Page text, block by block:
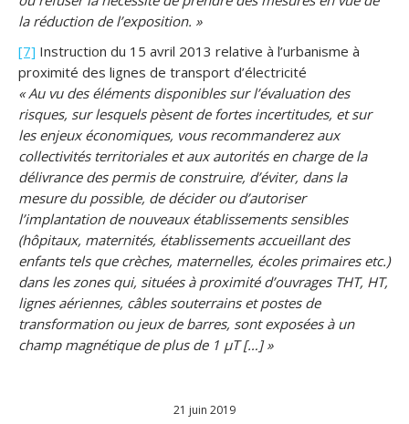
la réduction de l’exposition. »
[7] Instruction du 15 avril 2013 relative à l’urbanisme à
proximité des lignes de transport d’électricité
« Au vu des éléments disponibles sur l’évaluation des
risques, sur lesquels pèsent de fortes incertitudes, et sur
les enjeux économiques, vous recommanderez aux
collectivités territoriales et aux autorités en charge de la
délivrance des permis de construire, d’éviter, dans la
mesure du possible, de décider ou d’autoriser
l’implantation de nouveaux établissements sensibles
(hôpitaux, maternités, établissements accueillant des
enfants tels que crèches, maternelles, écoles primaires etc.)
dans les zones qui, situées à proximité d’ouvrages THT, HT,
lignes aériennes, câbles souterrains et postes de
transformation ou jeux de barres, sont exposées à un
champ magnétique de plus de 1 μT […] »
21 juin 2019